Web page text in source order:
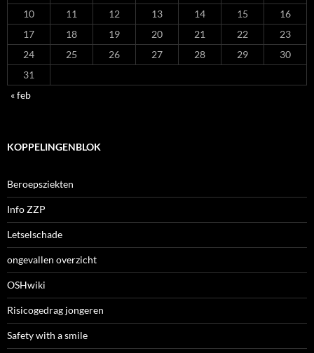
10
11 12 13 14 15
16
17
18 19 20 21 22
23
24
25 26 27 28 29
30
31
« feb
KOPPELINGENBLOK
Beroepsziekten
Info ZZP
Letselschade
ongevallen overzicht
OSHwiki
Risicogedrag jongeren
Safety with a smile